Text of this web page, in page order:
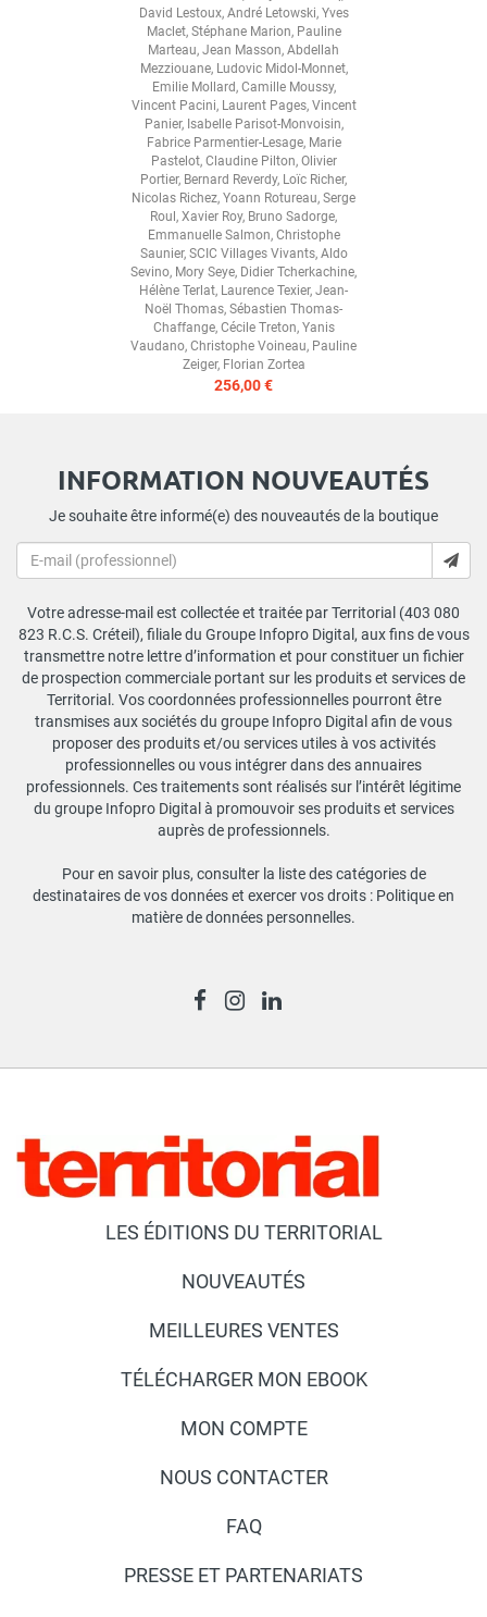
David Lestoux, André Letowski, Yves
Maclet, Stéphane Marion, Pauline
Marteau, Jean Masson, Abdellah
Mezziouane, Ludovic Midol-Monnet,
Emilie Mollard, Camille Moussy,
Vincent Pacini, Laurent Pages, Vincent
Panier, Isabelle Parisot-Monvoisin,
Fabrice Parmentier-Lesage, Marie
Pastelot, Claudine Pilton, Olivier
Portier, Bernard Reverdy, Loïc Richer,
Nicolas Richez, Yoann Rotureau, Serge
Roul, Xavier Roy, Bruno Sadorge,
Emmanuelle Salmon, Christophe
Saunier, SCIC Villages Vivants, Aldo
Sevino, Mory Seye, Didier Tcherkachine,
Hélène Terlat, Laurence Texier, Jean-
Noël Thomas, Sébastien Thomas-
Chaffange, Cécile Treton, Yanis
Vaudano, Christophe Voineau, Pauline
Zeiger, Florian Zortea
256,00 €
INFORMATION NOUVEAUTÉS
Je souhaite être informé(e) des nouveautés de la boutique
Votre adresse-mail est collectée et traitée par Territorial (403 080
823 R.C.S. Créteil), filiale du Groupe Infopro Digital, aux fins de vous
transmettre notre lettre d’information et pour constituer un fichier
de prospection commerciale portant sur les produits et services de
Territorial. Vos coordonnées professionnelles pourront être
transmises aux sociétés du groupe Infopro Digital afin de vous
proposer des produits et/ou services utiles à vos activités
professionnelles ou vous intégrer dans des annuaires
professionnels. Ces traitements sont réalisés sur l’intérêt légitime
du groupe Infopro Digital à promouvoir ses produits et services
auprès de professionnels.
Pour en savoir plus, consulter la liste des catégories de
destinataires de vos données et exercer vos droits : Politique en
matière de données personnelles.
LES ÉDITIONS DU TERRITORIAL
NOUVEAUTÉS
MEILLEURES VENTES
TÉLÉCHARGER MON EBOOK
MON COMPTE
NOUS CONTACTER
FAQ
PRESSE ET PARTENARIATS